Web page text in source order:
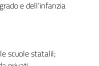
e dell’infanzia
scuole statalil;